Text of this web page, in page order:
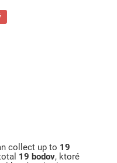
collect up to 19
19 bodov, ktoré